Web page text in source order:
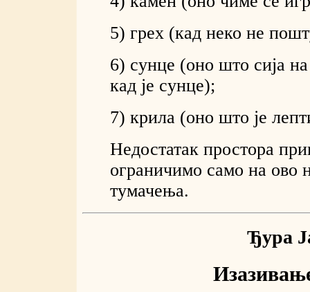
5) грех (кад неко не
6) сунце (оно што сија
кад је сунце);
7) крила (оно што је
Недостатак простора
ограничимо само на ово
тумачења.
Ђура